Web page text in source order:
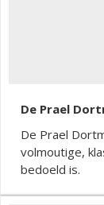
De Prael
De Prael
volmoutige,
bedoeld is.